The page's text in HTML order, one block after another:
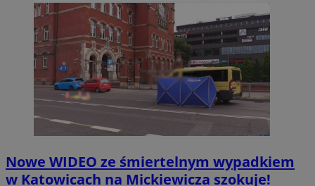
Nowe WIDEO ze śmiertelnym wypadkiem
w Katowicach na Mickiewicza szokuje!